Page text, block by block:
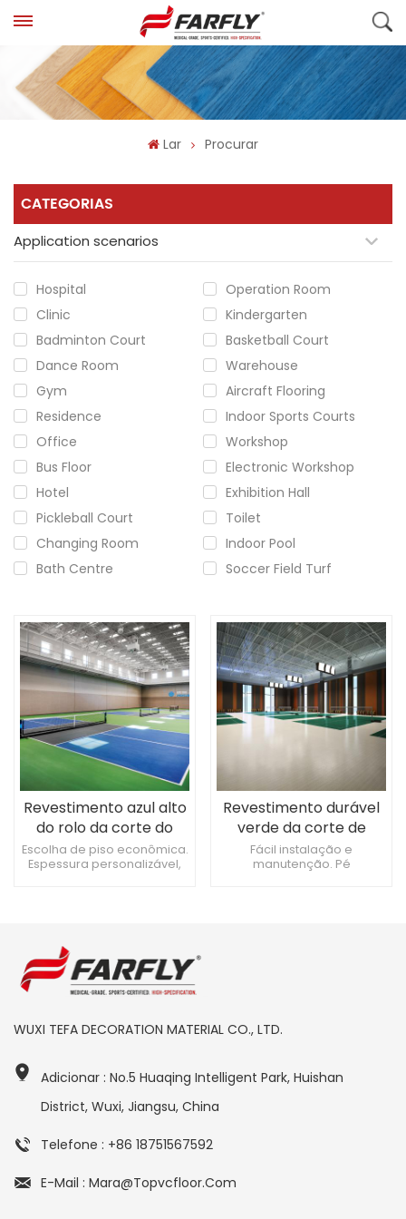
Lar Procurar
CATEGORIAS
Application scenarios
Hospital
Operation Room
Clinic
Kindergarten
Badminton Court
Basketball Court
Dance Room
Warehouse
Gym
Aircraft Flooring
Residence
Indoor Sports Courts
Office
Workshop
Bus Floor
Electronic Workshop
Hotel
Exhibition Hall
Pickleball Court
Toilet
Changing Room
Indoor Pool
Bath Centre
Soccer Field Turf
Revestimento azul alto
do rolo da corte do
Pickleball da
elasticidade 4.5mm
Escolha de piso econômica.
Espessura personalizável,
Revestimento durável
verde da corte de
Pickleball do vinil do
anti deslizamento de
Fácil instalação e
manutenção. Pé
WUXI TEFA DECORATION MATERIAL CO., LTD.
Adicionar : No.5 Huaqing Intelligent Park, Huishan
District, Wuxi, Jiangsu, China
Telefone : +86 18751567592
E-Mail : Mara@topvcfloor.com